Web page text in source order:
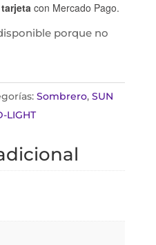
con Mercado Pago.
porque no
Sombrero, SUN
LIGHT